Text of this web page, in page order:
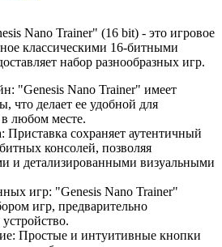
Nano Trainer" (16 bit) - это игровое
классическими 16-битными
набор разнообразных игр.
"Genesis Nano Trainer" имеет
что делает ее удобной для
любом месте.
Приставка сохраняет аутентичный
консолей, позволяя
и детализированными визуальными
игр: "Genesis Nano Trainer"
игр, предварительно
Простые и интуитивные кнопки